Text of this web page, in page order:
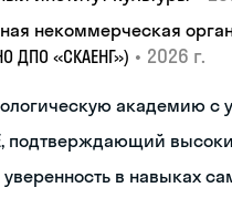
некоммерческая
ДПО «СКАЕНГ») • 2026 г.
академию с
подтверждающий
в навыках